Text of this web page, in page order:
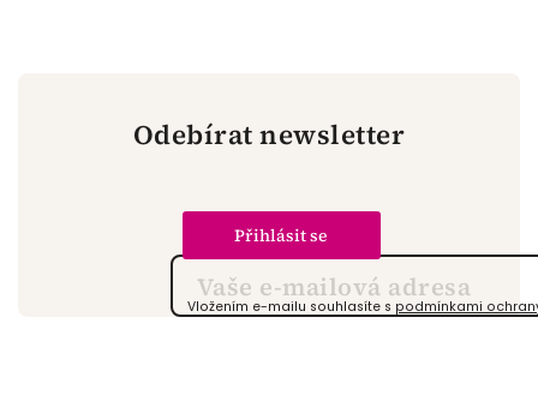
Odebírat newsletter
Vložením e-mailu souhlasíte s podmínkami
Přihlásit se